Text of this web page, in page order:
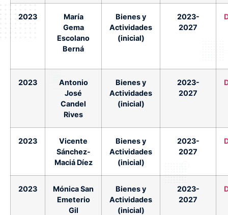
2023
María
Gema
Escolano
Berná
Bienes y
Actividades
(inicial)
2023-
2027
2023
Antonio
José
Candel
Rives
Bienes y
Actividades
(inicial)
2023-
2027
2023
Vicente
Sánchez-
Maciá Díez
Bienes y
Actividades
(inicial)
2023-
2027
2023
Mónica San
Emeterio
Gil
Bienes y
Actividades
(inicial)
2023-
2027